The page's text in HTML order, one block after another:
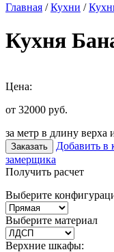
Главная /Кухни /
Кухня
Цена:
от 32000 руб.
за метр в длину верха
Заказать Добавить в
замерщика
Получить расчет
Выберите
Выберите материал
Верхние шкафы: